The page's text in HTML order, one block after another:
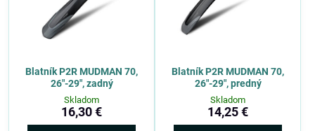
Blatník P2R MUDMAN 70,
26″-29″, zadný
Skladom
16,30 €
Blatník P2R MUDMAN 70,
26″-29″, predný
Skladom
14,25 €